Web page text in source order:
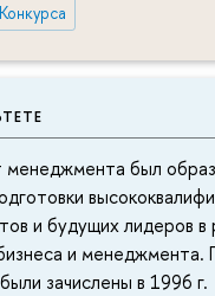
менеджмента был
и будущих лидеров в
и менеджмента.
зачислены в 1996 г.